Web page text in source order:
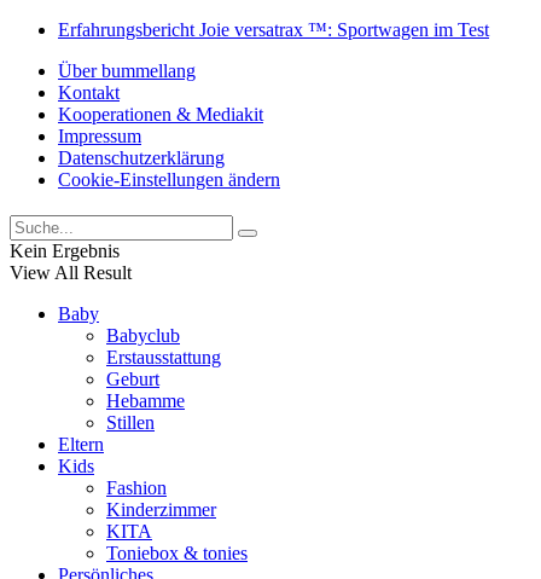
Erfahrungsbericht Joie versatrax ™: Sportwagen im Test
Über bummellang
Kontakt
Kooperationen & Mediakit
Impressum
Datenschutzerklärung
Cookie-Einstellungen ändern
Kein Ergebnis
View All Result
Baby
Babyclub
Erstausstattung
Geburt
Hebamme
Stillen
Eltern
Kids
Fashion
Kinderzimmer
KITA
Toniebox & tonies
Persönliches